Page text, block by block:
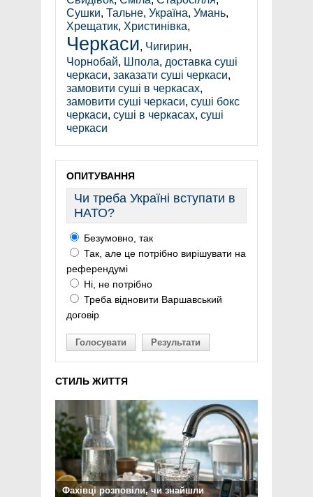
Сушки, Тальне, Україна, Умань,
Хрещатик, Христинівка,
Черкаси, Чигирин,
Чорнобай, Шпола, доставка суші
черкаси, заказати суші черкаси,
замовити суші в черкасах,
замовити суші черкаси, суші бокс
черкаси, суші в черкасах, суші
черкаси
ОПИТУВАННЯ
Чи треба Україні вступати в
НАТО?
Безумовно, так
Так, але це потрібно вирішувати на
референдумі
Ні, не потрібно
Треба відновити Варшавський
договір
Голосувати Результати
СТИЛЬ ЖИТТЯ
Фахівці розповіли, чи знайшли